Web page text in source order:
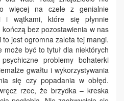
więcej na czele z genialnie
i wątkami, które się płynnie
bez pozostawienia w nas
jest ogromna zaleta tej mangi.
być to tytuł dla niektórych
problemy bohaterki
gwałtu i wykorzystywania
się czy popadania w obłęd.
rzec, że brzydka – kreska